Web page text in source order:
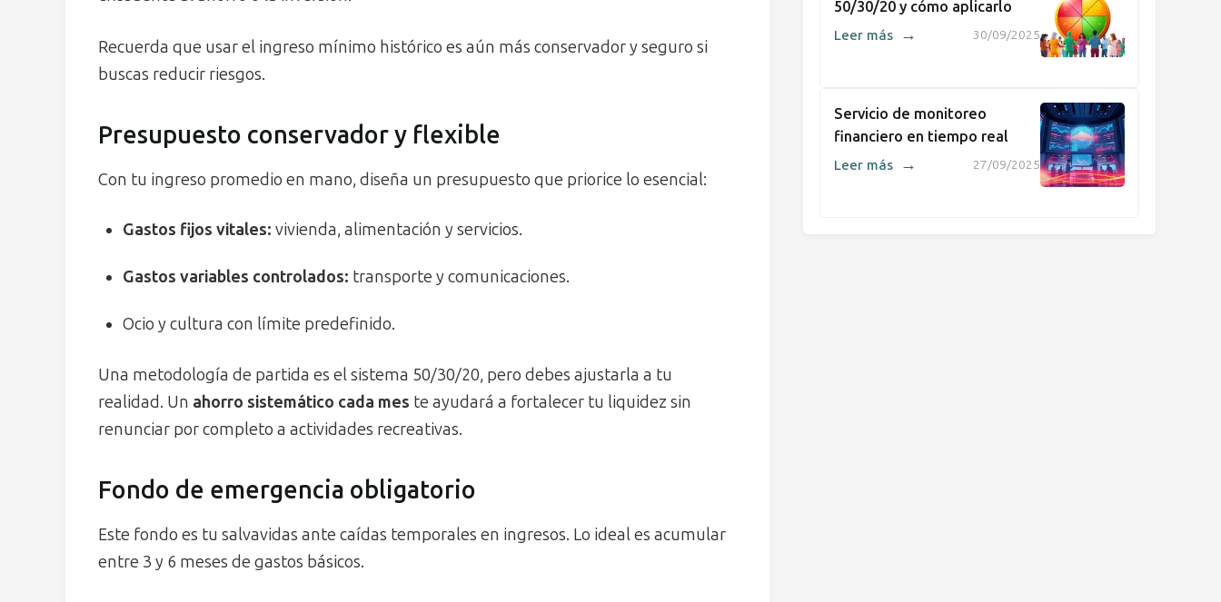
Recuerda que usar el ingreso mínimo histórico es aún más conservador y seguro si
buscas reducir riesgos.
Presupuesto conservador y flexible
Con tu ingreso promedio en mano, diseña un presupuesto que priorice lo esencial:
Gastos fijos vitales: vivienda, alimentación y servicios.
Gastos variables controlados: transporte y comunicaciones.
Ocio y cultura con límite predefinido.
Una metodología de partida es el sistema 50/30/20, pero debes ajustarla a tu
realidad. Un ahorro sistemático cada mes te ayudará a fortalecer tu liquidez sin
renunciar por completo a actividades recreativas.
Fondo de emergencia obligatorio
Este fondo es tu salvavidas ante caídas temporales en ingresos. Lo ideal es acumular
entre 3 y 6 meses de gastos básicos.
50/30/20 y cómo aplicarlo
30/09/2025
Leer más →
Servicio de monitoreo
financiero en tiempo real
27/09/2025
Leer más →